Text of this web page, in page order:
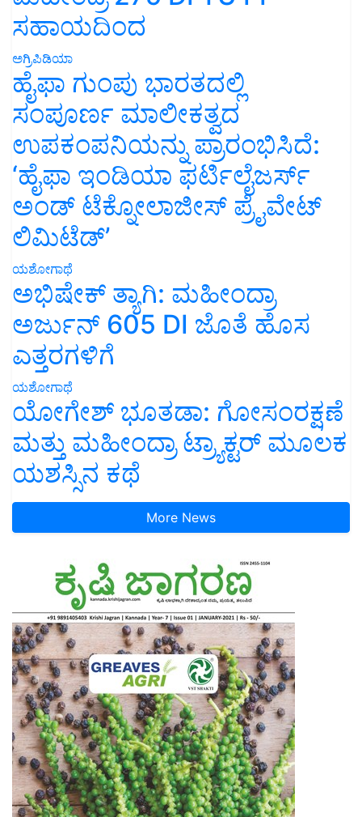
ಸಹಾಯದಿಂದ
ಅಗ್ರಿಪಿಡಿಯಾ
ಹೈಫಾ ಗುಂಪು ಭಾರತದಲ್ಲಿ
ಸಂಪೂರ್ಣ ಮಾಲೀಕತ್ವದ
ಉಪಕಂಪನಿಯನ್ನು ಪ್ರಾರಂಭಿಸಿದೆ:
‘ಹೈಫಾ ಇಂಡಿಯಾ ಫರ್ಟಿಲೈಜರ್ಸ್
ಅಂಡ್ ಟೆಕ್ನೋಲಾಜೀಸ್ ಪ್ರೈವೇಟ್
ಲಿಮಿಟೆಡ್’
ಯಶೋಗಾಥೆ
ಅಭಿಷೇಕ್ ತ್ಯಾಗಿ: ಮಹೀಂದ್ರಾ
ಅರ್ಜುನ್ 605 DI ಜೊತೆ ಹೊಸ
ಎತ್ತರಗಳಿಗೆ
ಯಶೋಗಾಥೆ
ಯೋಗೇಶ್ ಭೂತಡಾ: ಗೋಸಂರಕ್ಷಣೆ
ಮತ್ತು ಮಹೀಂದ್ರಾ ಟ್ರ್ಯಾಕ್ಟರ್ ಮೂಲಕ
ಯಶಸ್ಸಿನ ಕಥೆ
More News